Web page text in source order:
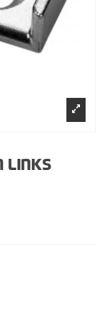
LINKS